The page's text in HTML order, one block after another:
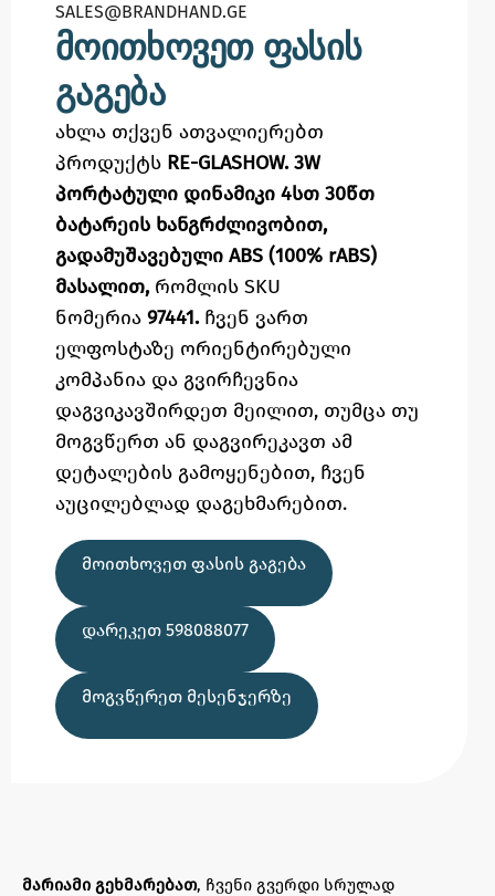
SALES@BRANDHAND.GE​
მოითხოვეთ ფასის
გაგება
ახლა თქვენ ათვალიერებთ
პროდუქტს RE-GLASHOW. 3W
პორტატული დინამიკი 4სთ 30წთ
ბატარეის ხანგრძლივობით,
გადამუშავებული ABS (100% rABS)
მასალით, რომლის SKU
ნომერია 97441. ჩვენ ვართ
ელფოსტაზე ორიენტირებული
კომპანია და გვირჩევნია
დაგვიკავშირდეთ მეილით, თუმცა თუ
მოგვწერთ ან დაგვირეკავთ ამ
დეტალების გამოყენებით, ჩვენ
აუცილებლად დაგეხმარებით.
ᲛᲝᲘᲗᲮᲝᲕᲔᲗ ᲤᲐᲡᲘᲡ ᲒᲐᲒᲔᲑᲐ
ᲓᲐᲠᲔᲙᲔᲗ 598088077
ᲛᲝᲒᲕᲬᲔᲠᲔᲗ ᲛᲔᲡᲔᲜᲯᲔᲠᲖᲔ
მარიამი გეხმარებათ, ჩვენი გვერდი სრულად